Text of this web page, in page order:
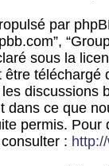
par
sous la
être téléchargé
discussions
dans ce que
permis.
: